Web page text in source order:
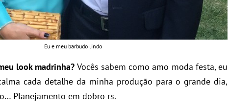
Eu e meu barbudo lindo
look madrinha? Vocês sabem como amo moda festa, eu
cada detalhe da minha produção para o grande dia,
Planejamento em dobro rs.